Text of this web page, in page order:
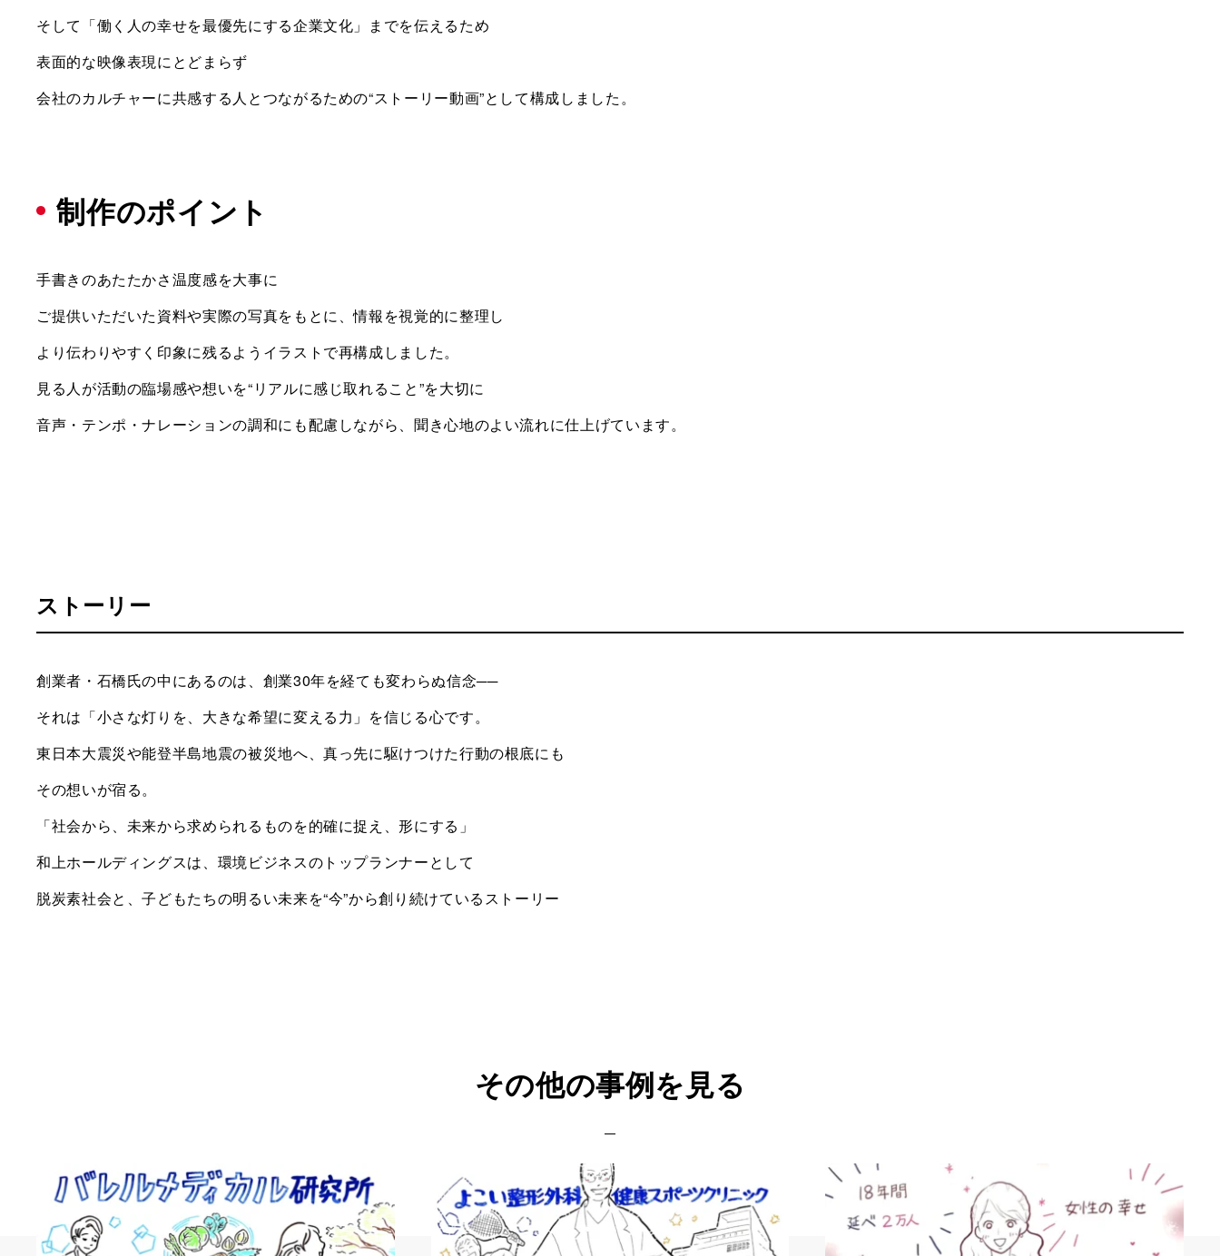
そして「働く人の幸せを最優先にする企業文化」までを伝えるため
表面的な映像表現にとどまらず
会社のカルチャーに共感する人とつながるための“ストーリー動画”として構成しました。
制作のポイント
手書きのあたたかさ温度感を大事に
ご提供いただいた資料や実際の写真をもとに、情報を視覚的に整理し
より伝わりやすく印象に残るようイラストで再構成しました。
見る人が活動の臨場感や想いを“リアルに感じ取れること”を大切に
音声・テンポ・ナレーションの調和にも配慮しながら、聞き心地のよい流れに仕上げています。
ストーリー
創業者・石橋氏の中にあるのは、創業30年を経ても変わらぬ信念──
それは「小さな灯りを、大きな希望に変える力」を信じる心です。
東日本大震災や能登半島地震の被災地へ、真っ先に駆けつけた行動の根底にも
その想いが宿る。
「社会から、未来から求められるものを的確に捉え、形にする」
和上ホールディングスは、環境ビジネスのトップランナーとして
脱炭素社会と、子どもたちの明るい未来を“今”から創り続けているストーリー
その他の事例を見る